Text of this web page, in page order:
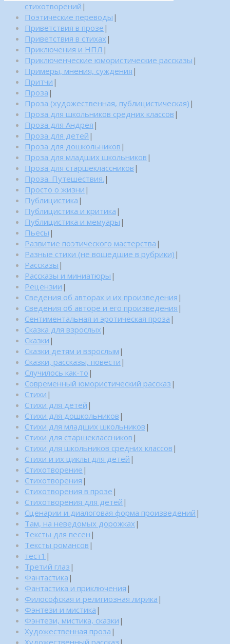
стихотворений |
Поэтические переводы |
Приветствия в прозе |
Приветствия в стихах |
Приключения и НПЛ |
Приключенческие юмористические рассказы |
Примеры, мнения, суждения |
Притчи |
Проза |
Проза (художественная, публицистическая) |
Проза для школьников средних классов |
Проза для Андрея |
Проза для детей |
Проза для дошкольников |
Проза для младших школьников |
Проза для старшеклассников |
Проза. Путешествия. |
Просто о жизни |
Публицистика |
Публицистика и критика |
Публицистика и мемуары |
Пьесы |
Развитие поэтического мастерства |
Разные стихи (не вошедшие в рубрики) |
Рассказы |
Рассказы и миниатюры |
Рецензии |
Сведения об авторах и их произведения |
Сведения об авторе и его произведения |
Сентиментальная и эротическая проза |
Сказка для взрослых |
Сказки |
Сказки детям и взрослым |
Сказки, рассказы, повести |
Случилось как-то |
Современный юмористический рассказ |
Стихи |
Стихи для детей |
Стихи для дошкольников |
Стихи для младших школьников |
Стихи для старшеклассников |
Стихи для школьников средних классов |
Стихи и их циклы для детей |
Стихотворение |
Стихотворения |
Стихотворения в прозе |
Стихотворения для детей |
Сценарии и диалоговая форма произведений |
Там, на неведомых дорожках |
Тексты для песен |
Тексты романсов |
тест1 |
Третий глаз |
Фантастика |
Фантастика и приключения |
Философская и религиозная лирика |
Фэнтези и мистика |
Фэнтези, мистика, сказки |
Художественная проза |
Художественный рассказ |